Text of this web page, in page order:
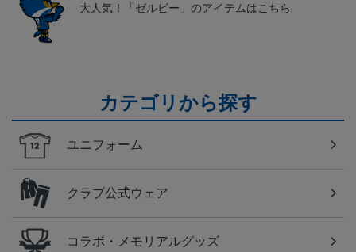
大人気！「ゼルビー」のアイテムはこちら
カテゴリから探す
ユニフォーム
クラブ公式ウェア
コラボ・メモリアルグッズ